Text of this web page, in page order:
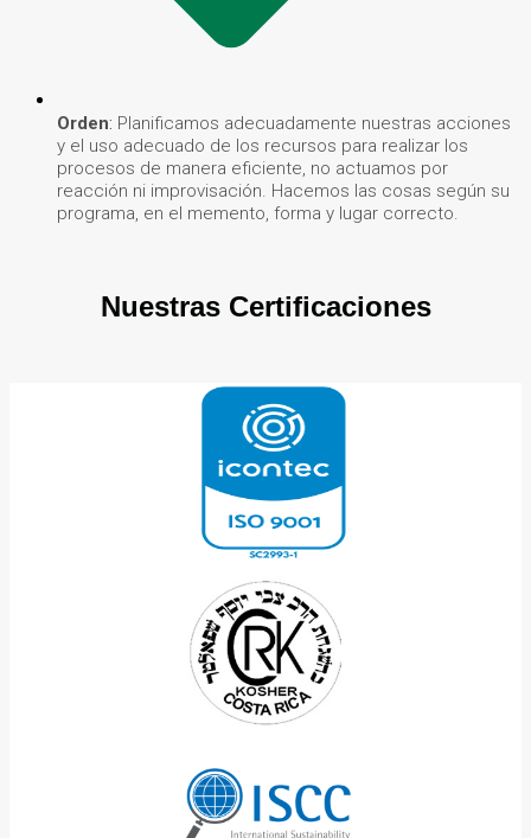
Orden: Planificamos adecuadamente nuestras acciones
y el uso adecuado de los recursos para realizar los
procesos de manera eficiente, no actuamos por
reacción ni improvisación. Hacemos las cosas según su
programa, en el memento, forma y lugar correcto.
Nuestras Certificaciones